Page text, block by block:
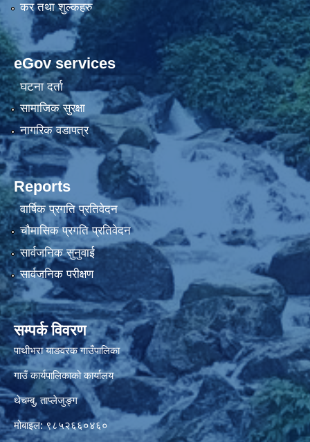
कर तथा शुल्कहरु
eGov services
घटना दर्ता
सामाजिक सुरक्षा
नागरिक वडापत्र
Reports
वार्षिक प्रगति प्रतिवेदन
चौमासिक प्रगति प्रतिवेदन
सार्वजनिक सुनुवाई
सार्वजनिक परीक्षण
सम्पर्क विवरण
पाथीभरा याङवरक गाउँपालिका
गाउँ कार्यपालिकाको कार्यालय
थेचम्बु, ताप्लेजुङ्ग
मोबाइल: ९८५२६६०४६०